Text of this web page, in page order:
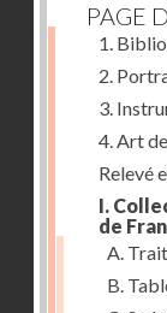
PAGE
1.
2.
3.
4. Art
Relevé
I.
de
A.
B.